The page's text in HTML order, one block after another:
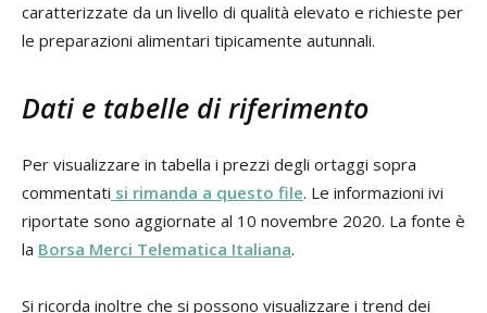
caratterizzate da un livello di qualità elevato e richieste per
le preparazioni alimentari tipicamente autunnali.
Dati e tabelle di riferimento
Per visualizzare in tabella i prezzi degli ortaggi sopra
commentati si rimanda a questo file. Le informazioni ivi
riportate sono aggiornate al 10 novembre 2020. La fonte è
la Borsa Merci Telematica Italiana.
Si ricorda inoltre che si possono visualizzare i trend dei